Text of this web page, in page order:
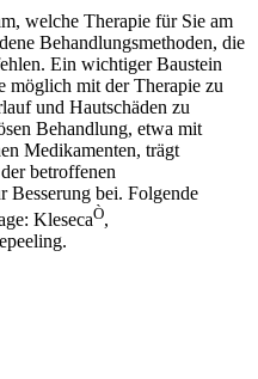
welche Therapie für Sie am
Behandlungsmethoden, die
Ein wichtiger Baustein
möglich mit der Therapie zu
und Hautschäden zu
Behandlung, etwa mit
Medikamenten, trägt
betroffenen
Besserung bei. Folgende
KlesecaÒ,